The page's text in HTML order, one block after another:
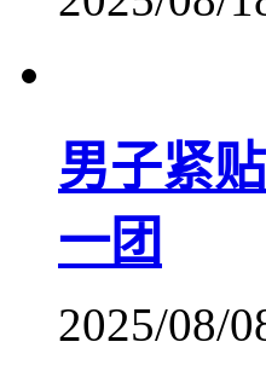
男子紧
一团
2025/08/